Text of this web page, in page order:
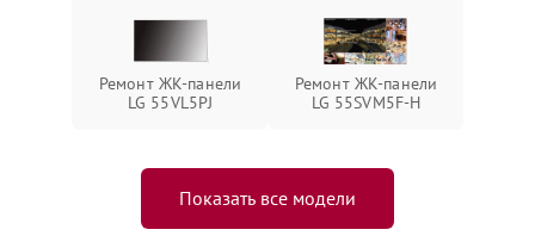
Ремонт ЖК-панели
LG 55VL5PJ
Ремонт ЖК-панели
LG 55SVM5F-H
Показать все модели